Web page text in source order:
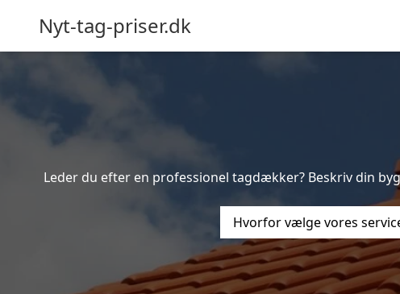
Nyt-tag-priser.dk
Leder du efter en professionel tagdækker? Beskriv din
Hvorfor vælge vores